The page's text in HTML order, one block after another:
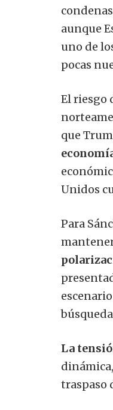
aunque
uno de
pocas
El riesgo
que
Unidos
Para
La
traspaso